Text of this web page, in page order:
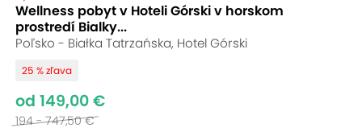
Wellness pobyt v Hoteli Górski v horskom
prostredí Bialky...
Poľsko - Białka Tatrzańska, Hotel Górski
25 % zľava
od 149,00 €
194 - 747,50 €